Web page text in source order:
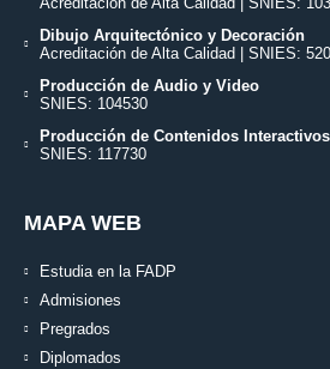
Dibujo Arquitectónico y Decoración
Acreditación de Alta Calidad | SNIES:
Producción de Audio y Video
SNIES: 104530
Producción de Contenidos Interactivos
SNIES: 117730
MAPA WEB
Estudia en la FADP
Admisiones
Pregrados
Diplomados